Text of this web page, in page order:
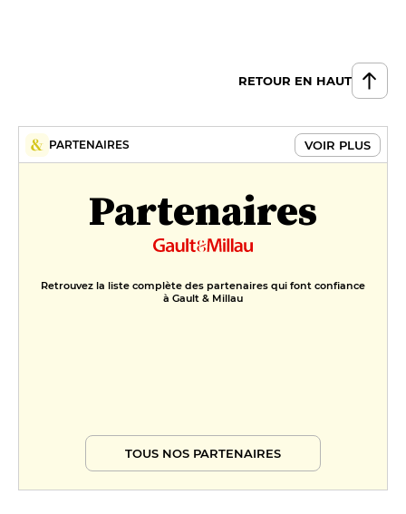
RETOUR EN HAUT
PARTENAIRES VOIR PLUS
Partenaires
Retrouvez la liste complète des partenaires qui font confiance
à Gault & Millau
TOUS NOS PARTENAIRES